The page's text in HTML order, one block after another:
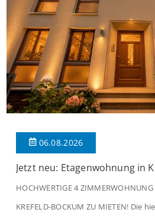
06.08.2026
Jetzt neu: Etagenwohnung in
HOCHWERTIGE 4 ZIMMERWOHNUNG
KREFELD-BOCKUM ZU MIETEN! Die